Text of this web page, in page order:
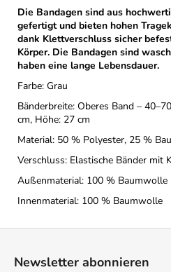
Die Bandagen sind aus
gefertigt und bieten hohen
dank Klettverschluss sicher
Körper. Die Bandagen sind
haben eine lange Lebensdauer.
Farbe: Grau
Bänderbreite: Oberes Band –
cm, Höhe: 27 cm
Material: 50 % Polyester, 25 %
Verschluss: Elastische Bänder mit
Außenmaterial: 100 % Baumwolle
Innenmaterial: 100 % Baumwolle
Newsletter abonnieren